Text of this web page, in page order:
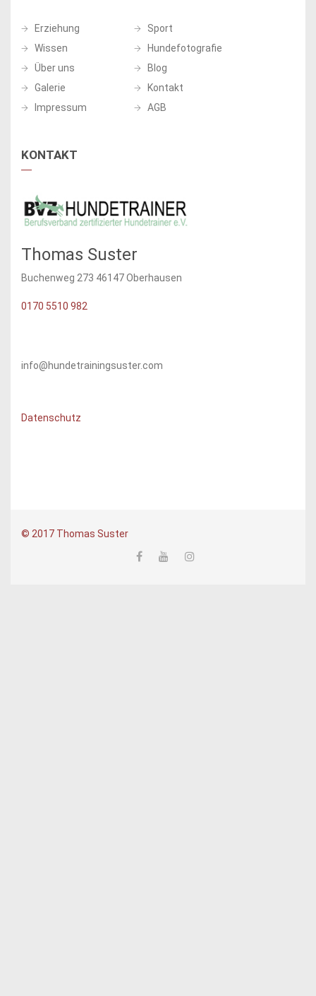
Erziehung
Sport
Wissen
Hundefotografie
Über uns
Blog
Galerie
Kontakt
Impressum
AGB
KONTAKT
Thomas Suster
Buchenweg 273 46147 Oberhausen
0170 5510 982
info@hundetrainingsuster.com
Datenschutz
© 2017 Thomas Suster